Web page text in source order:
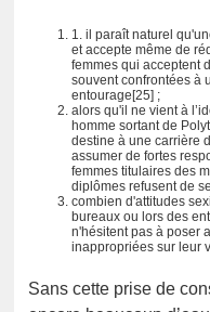
1. il paraît naturel
et accepte même de
femmes qui acceptent
souvent confrontées à
entourage[25] ;
alors qu'il ne vient à
homme sortant de
destine à une carrière
assumer de fortes
femmes titulaires des
diplômes refusent de
combien d'attitudes
bureaux ou lors des
n'hésitent pas à poser
inappropriées sur leur
Sans cette prise de